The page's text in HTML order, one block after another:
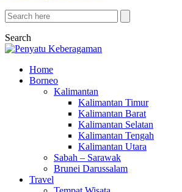
Search
Home
Borneo
Kalimantan
Kalimantan Timur
Kalimantan Barat
Kalimantan Selatan
Kalimantan Tengah
Kalimantan Utara
Sabah – Sarawak
Brunei Darussalam
Travel